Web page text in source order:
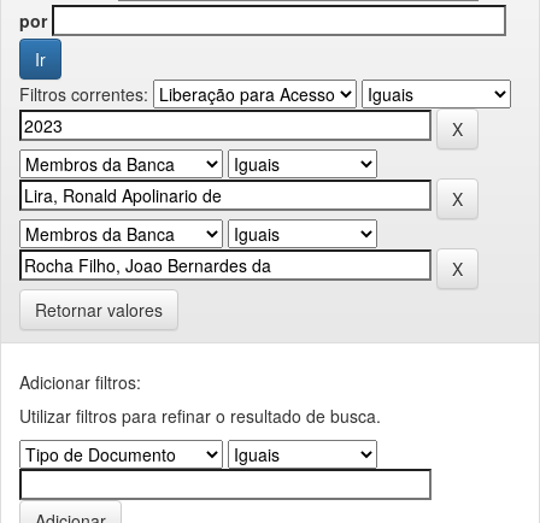
por
Filtros correntes:
Retornar valores
Adicionar filtros:
Utilizar filtros para refinar o resultado de busca.